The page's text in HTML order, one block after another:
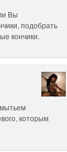
Вы
подобрать
кончики.
которым